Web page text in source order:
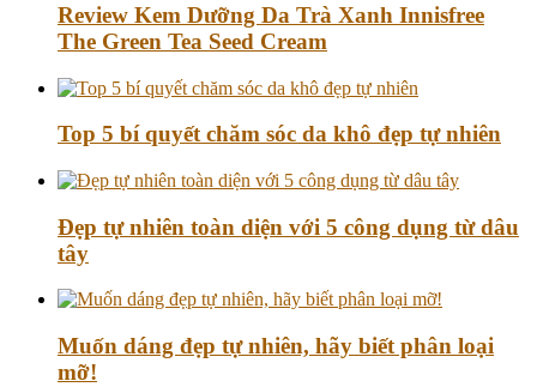
Review Kem Dưỡng Da Trà Xanh Innisfree
The Green Tea Seed Cream
Top 5 bí quyết chăm sóc da khô đẹp tự nhiên
Đẹp tự nhiên toàn diện với 5 công dụng từ dâu
tây
Muốn dáng đẹp tự nhiên, hãy biết phân loại
mỡ!